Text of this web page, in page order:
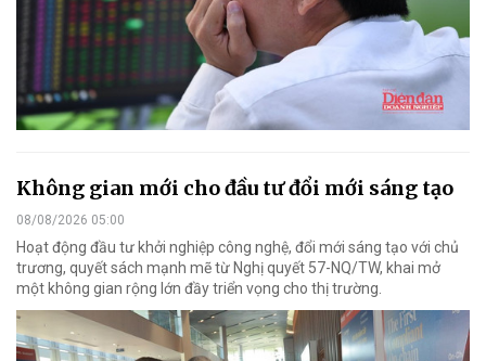
Không gian mới cho đầu tư đổi mới sáng tạo
08/08/2026 05:00
Hoạt động đầu tư khởi nghiệp công nghệ, đổi mới sáng tạo với chủ
trương, quyết sách mạnh mẽ từ Nghị quyết 57-NQ/TW, khai mở
một không gian rộng lớn đầy triển vọng cho thị trường.